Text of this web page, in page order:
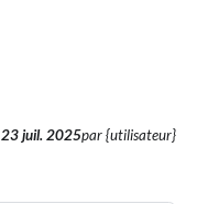
23 juil. 2025par {utilisateur}